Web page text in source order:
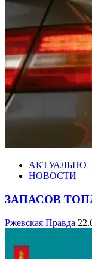
АКТУАЛЬНО
НОВОСТИ
ЗАПАСОВ
Ржевская Правда